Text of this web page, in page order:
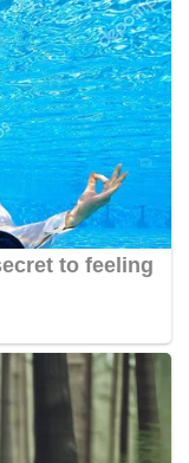
tiga penyerang itu
kepalanya. Ini
manakala lebam
The Local
tiga orang lelaki
Timur Tengah
dalam bahasa
mendapat
antarabangsa
kumpulan
di AS sendiri.